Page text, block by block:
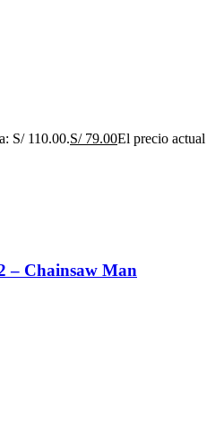
S/ 110.00.S/79.00El precio actual
– Chainsaw Man